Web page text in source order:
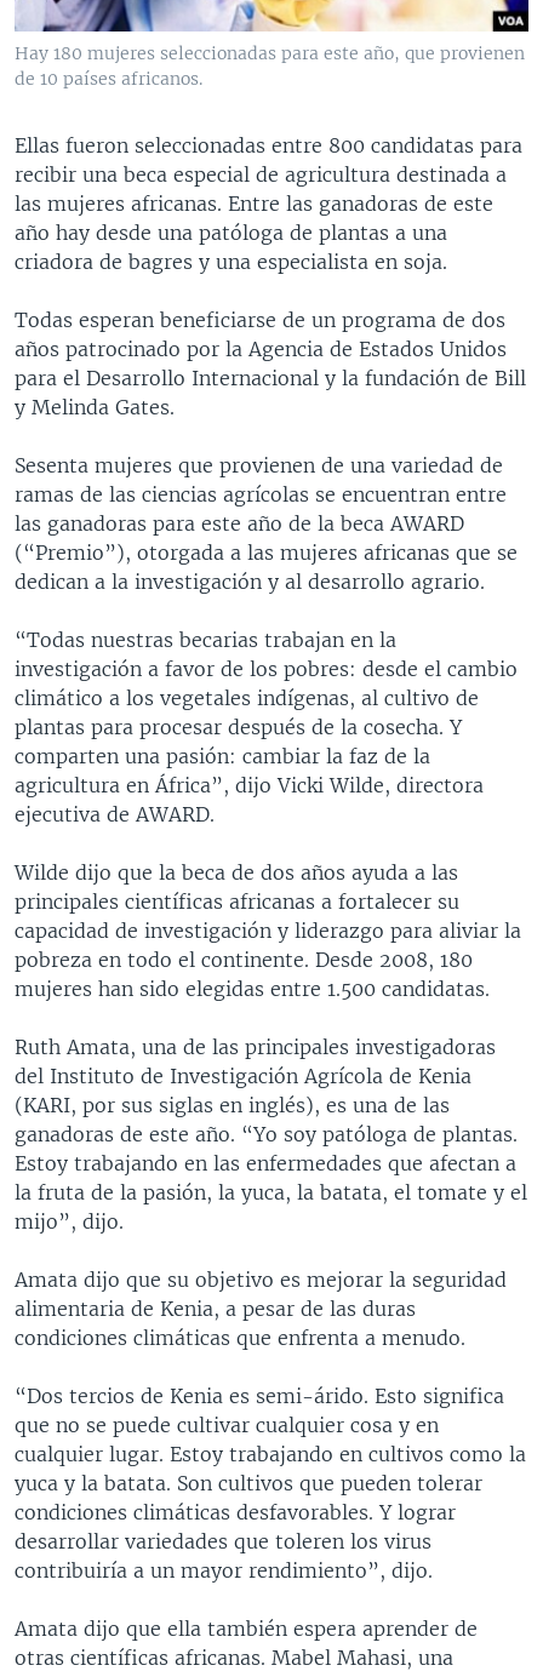
VENEZUELA
BRASIL
NICARAGUA
ECONOMÍA
ENTRETENIMIENTO Y CULTURA
DEPORTES
CIENCIA Y SALUD
MULTIMEDIA
VIDEOS
AUDIOS
PROGRAMAS TV
FORO INTERAMERICANO
VISIÓN 360
LAS CLAVES
AVANCE INFORMATIVO
AUDIONOTICIAS
BUENOS DÍAS AMÉRICA
EL MUNDO AL DÍA [RADIO]
FORO [RADIO]
DEPORTIVO INTERNACIONAL
NOTA ECONÓMICA
ENTRETENIMIENTO
DIRECT
DOCUMENTALES DE LA VOA
Learning English
SÍGANOS
Hay 180 mujeres seleccionadas para este año, que provienen
de 10 países africanos.
Ellas fueron seleccionadas entre 800 candidatas para
recibir una beca especial de agricultura destinada a
las mujeres africanas. Entre las ganadoras de este
año hay desde una patóloga de plantas a una
criadora de bagres y una especialista en soja.
Todas esperan beneficiarse de un programa de dos
años patrocinado por la Agencia de Estados Unidos
para el Desarrollo Internacional y la fundación de Bill
y Melinda Gates.
Sesenta mujeres que provienen de una variedad de
ramas de las ciencias agrícolas se encuentran entre
las ganadoras para este año de la beca AWARD
(“Premio”), otorgada a las mujeres africanas que se
dedican a la investigación y al desarrollo agrario.
“Todas nuestras becarias trabajan en la
investigación a favor de los pobres: desde el cambio
climático a los vegetales indígenas, al cultivo de
plantas para procesar después de la cosecha. Y
comparten una pasión: cambiar la faz de la
agricultura en África”, dijo Vicki Wilde, directora
ejecutiva de AWARD.
Wilde dijo que la beca de dos años ayuda a las
principales científicas africanas a fortalecer su
capacidad de investigación y liderazgo para aliviar la
pobreza en todo el continente. Desde 2008, 180
mujeres han sido elegidas entre 1.500 candidatas.
Ruth Amata, una de las principales investigadoras
del Instituto de Investigación Agrícola de Kenia
(KARI, por sus siglas en inglés), es una de las
ganadoras de este año. “Yo soy patóloga de plantas.
Estoy trabajando en las enfermedades que afectan a
la fruta de la pasión, la yuca, la batata, el tomate y el
mijo”, dijo.
Amata dijo que su objetivo es mejorar la seguridad
alimentaria de Kenia, a pesar de las duras
condiciones climáticas que enfrenta a menudo.
“Dos tercios de Kenia es semi-árido. Esto significa
que no se puede cultivar cualquier cosa y en
cualquier lugar. Estoy trabajando en cultivos como la
yuca y la batata. Son cultivos que pueden tolerar
condiciones climáticas desfavorables. Y lograr
desarrollar variedades que toleren los virus
contribuiría a un mayor rendimiento”, dijo.
Amata dijo que ella también espera aprender de
otras científicas africanas. Mabel Mahasi, una